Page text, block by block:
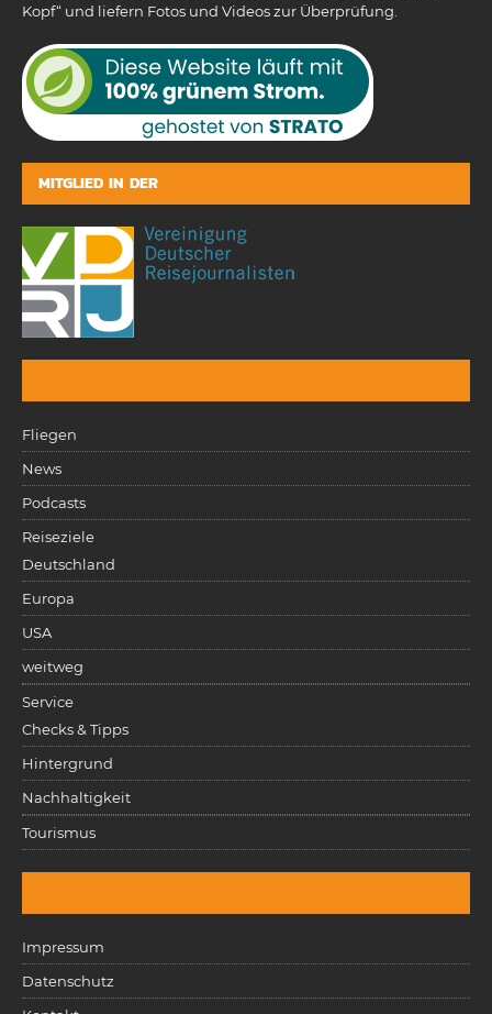
Kopf“ und liefern Fotos und Videos zur Überprüfung.
MITGLIED IN DER
Fliegen
News
Podcasts
Reiseziele
Deutschland
Europa
USA
weitweg
Service
Checks & Tipps
Hintergrund
Nachhaltigkeit
Tourismus
Impressum
Datenschutz